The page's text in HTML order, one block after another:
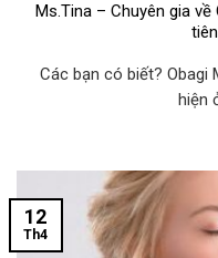
Ms.Tina – Chuyên gia
Các bạn có biết? Obagi
hiện
12
Th4